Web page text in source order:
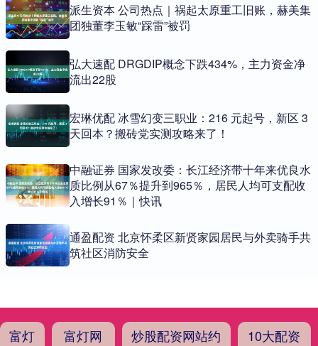
派生资本 公司热点｜祸起太原重工旧账，赫美集
团独董李玉敏“踩雷”被罚
弘大速配 DRGDIP概念下跌434%，主力资金净
流出22股
宏琳优配 冰雪幻变三职业：216 元起号，新区 3
天回本？搬砖党实测攻略来了！
中融证券 国家发改委：长江经济带十年来优良水
质比例从67％提升到965％，居民人均可支配收
入增长91％｜快讯
通盈配资 北京怀柔区新贤家园居民与外卖骑手共
筑社区消防安全
富灯
富灯网
炒股配资网站约
10大配资